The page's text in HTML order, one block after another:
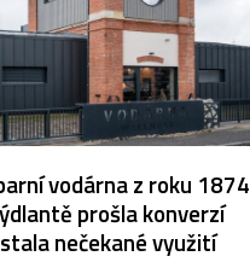
vodárna z roku 1874
prošla konverzí
nečekané využití